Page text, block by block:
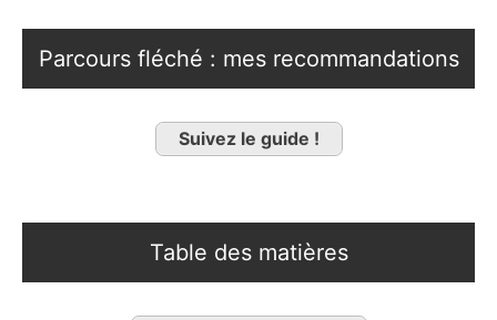
Parcours fléché : mes recommandations
Suivez le guide !
Table des matières